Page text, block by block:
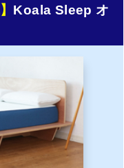
Koala Sleep オ